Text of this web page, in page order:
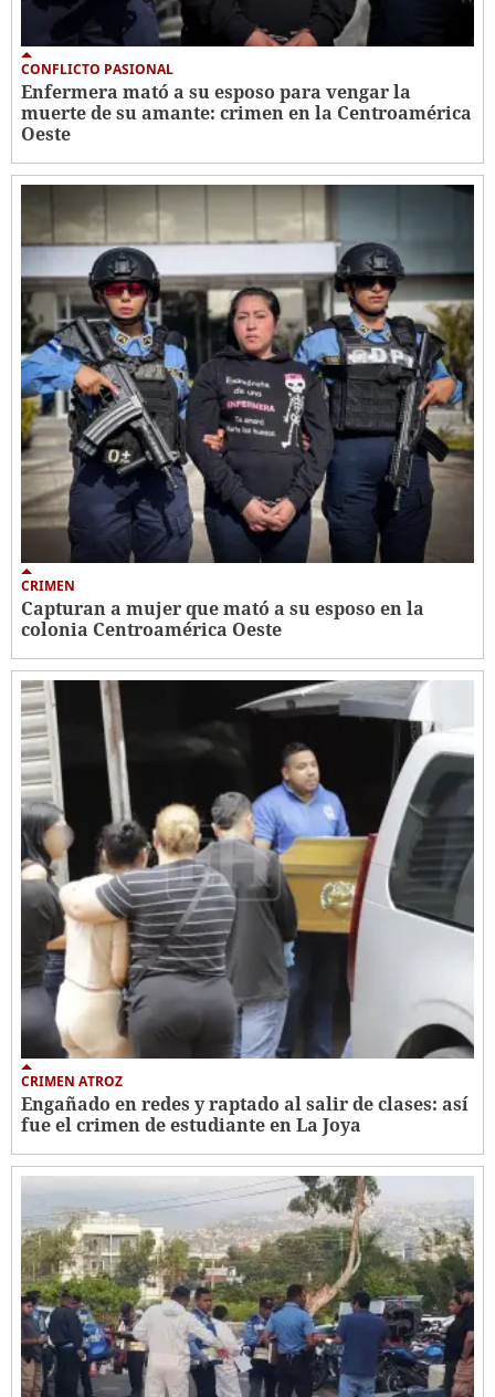
CONFLICTO PASIONAL
Enfermera mató a su esposo para vengar la
muerte de su amante: crimen en la Centroamérica
Oeste
CRIMEN
Capturan a mujer que mató a su esposo en la
colonia Centroamérica Oeste
CRIMEN ATROZ
Engañado en redes y raptado al salir de clases: así
fue el crimen de estudiante en La Joya